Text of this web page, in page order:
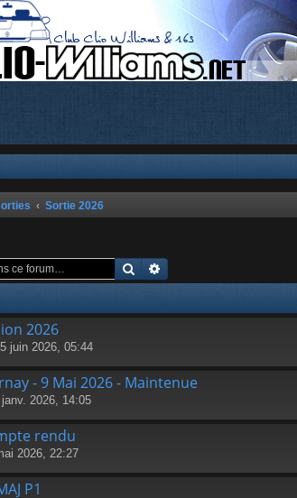
Sortie 2026
Rechercher
2026
juin 2026, 05:44
- 9 Mai 2026 - Maintenue
2026, 14:05
rendu
2026, 22:27
P1